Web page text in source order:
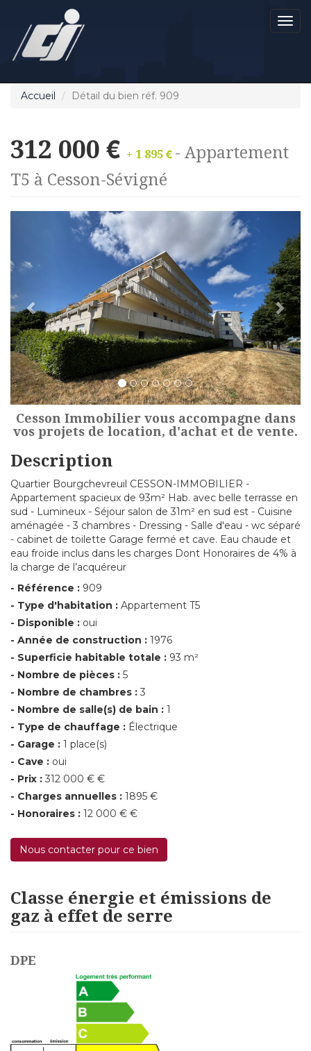
Accueil Détail du bien réf. 909
312 000 € + 1 895 € - Appartement
T5 à Cesson-Sévigné
Cesson Immobilier vous accompagne dans
vos projets de location, d'achat et de vente.
Description
Quartier Bourgchevreuil CESSON-IMMOBILIER -
Appartement spacieux de 93m² Hab. avec belle terrasse en
sud - Lumineux - Séjour salon de 31m² en sud est - Cuisine
aménagée - 3 chambres - Dressing - Salle d'eau - wc séparé
- cabinet de toilette Garage fermé et cave. Eau chaude et
eau froide inclus dans les charges Dont Honoraires de 4% à
la charge de l’acquéreur
- Référence : 909
- Type d'habitation : Appartement T5
- Disponible : oui
- Année de construction : 1976
- Superficie habitable totale : 93 m²
- Nombre de pièces : 5
- Nombre de chambres : 3
- Nombre de salle(s) de bain : 1
- Type de chauffage : Électrique
- Garage : 1 place(s)
- Cave : oui
- Prix : 312 000 € €
- Charges annuelles : 1895 €
- Honoraires : 12 000 € €
Nous contacter pour ce bien
Classe énergie et émissions de
gaz à effet de serre
DPE